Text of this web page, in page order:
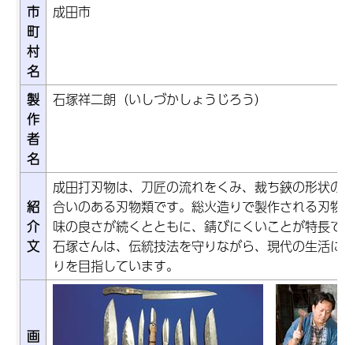
市
町
村
名
成田市
製
作
者
名
石塚祥二朗（いしづかしょうじろう）
紹
介
文
成田打刃物は、刀匠の流れをくみ、裁ち鋏の形状の
合いのある刃物類です。総火造りで製作される刃物
味の良さが続くとともに、錆びにくいことが特長で
石塚さんは、伝統技法を守りながら、現代の生活に
りを目指しています。
画